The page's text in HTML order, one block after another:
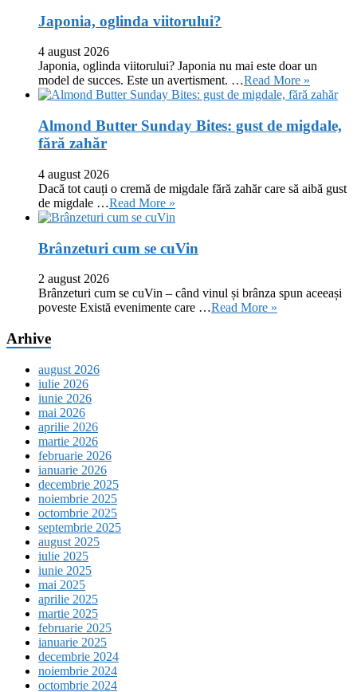
Japonia, oglinda viitorului?
4 august 2026
Japonia, oglinda viitorului? Japonia nu mai este doar un
model de succes. Este un avertisment. …Read More »
Almond Butter Sunday Bites: gust de migdale,
fără zahăr
4 august 2026
Dacă tot cauți o cremă de migdale fără zahăr care să aibă gust
de migdale …Read More »
Brânzeturi cum se cuVin
2 august 2026
Brânzeturi cum se cuVin – când vinul și brânza spun aceeași
poveste Există evenimente care …Read More »
Arhive
august 2026
iulie 2026
iunie 2026
mai 2026
aprilie 2026
martie 2026
februarie 2026
ianuarie 2026
decembrie 2025
noiembrie 2025
octombrie 2025
septembrie 2025
august 2025
iulie 2025
iunie 2025
mai 2025
aprilie 2025
martie 2025
februarie 2025
ianuarie 2025
decembrie 2024
noiembrie 2024
octombrie 2024